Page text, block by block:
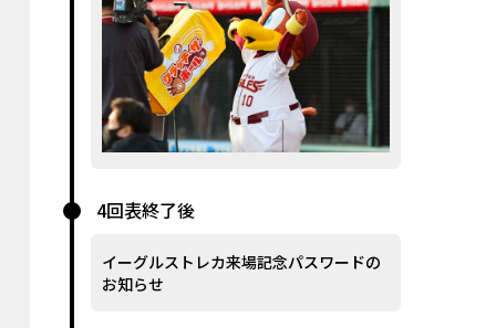
4回表終了後
イーグルストレカ来場記念パスワードの
お知らせ